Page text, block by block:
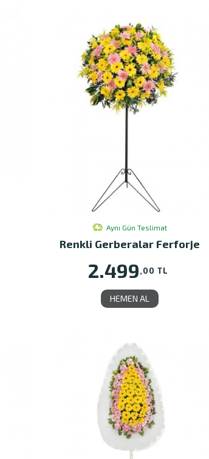
Aynı Gün Teslimat
Renkli Gerberalar Ferforje
2.499,00 TL
HEMEN AL